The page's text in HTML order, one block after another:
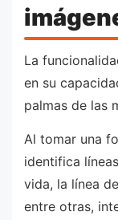
La
en su
palmas de las
Al tomar una
identifica
vida, la línea
entre otras,